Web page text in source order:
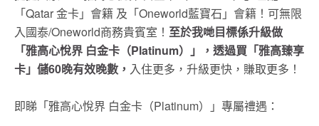
「Qatar 金卡」會籍 及「Oneworld藍寶石」會籍！可無限
入國泰/Oneworld商務貴賓室！ 至於我哋目標係升級做
「雅高心悅界 白金卡（Platinum）」，透過買「雅高臻享
卡」儲60晚有效晚數， 入住更多，升級更快，賺取更多！
即睇「雅高心悅界 白金卡（Platinum）」專屬禮遇：